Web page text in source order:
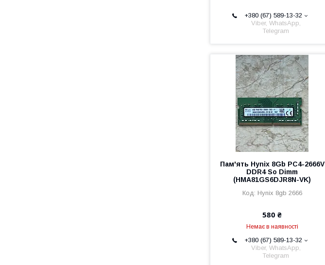
+380 (67) 589-13-32
Viber, WhatsApp,
Telegram
Пам'ять Hynix 8Gb PC4-2666V
DDR4 So Dimm
(HMA81GS6DJR8N-VK)
Hynix 8gb 2666
580 ₴
Немає в наявності
+380 (67) 589-13-32
Viber, WhatsApp,
Telegram